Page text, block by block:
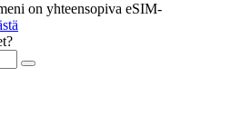
on yhteensopiva eSIM-